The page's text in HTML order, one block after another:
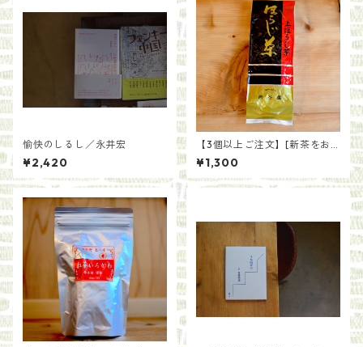
愉快のしるし／永井宏
¥2,420
【3個以上ご注文】[新茶をお
届け]一番茶を贅沢に 上ほう
じ茶（200g）
¥1,300